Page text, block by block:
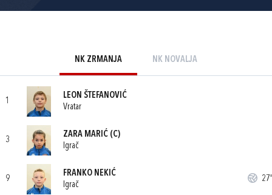
NK ZRMANJA NK NOVALJA
1
LEON ŠTEFANOVIĆ
Vratar
3
ZARA MARIĆ (C)
Igrač
9
FRANKO NEKIĆ
Igrač
27'